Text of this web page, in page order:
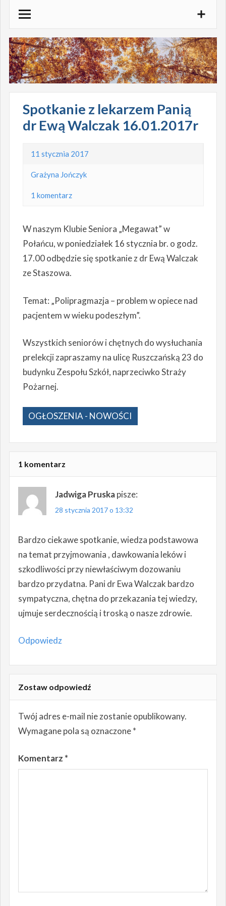
treści
Spotkanie z lekarzem Panią
dr Ewą Walczak 16.01.2017r
11 stycznia 2017
Grażyna Jończyk
1 komentarz
W naszym Klubie Seniora „Megawat” w
Połańcu, w poniedziałek 16 stycznia br. o godz.
17.00 odbędzie się spotkanie z dr Ewą Walczak
ze Staszowa.
Temat: „Polipragmazja – problem w opiece nad
pacjentem w wieku podeszłym”.
Wszystkich seniorów i chętnych do wysłuchania
prelekcji zapraszamy na ulicę Ruszczańską 23 do
budynku Zespołu Szkół, naprzeciwko Straży
Pożarnej.
OGŁOSZENIA - NOWOŚCI
1 komentarz
Jadwiga Pruskapisze:
28 stycznia 2017 o 13:32
Bardzo ciekawe spotkanie, wiedza podstawowa
na temat przyjmowania , dawkowania leków i
szkodliwości przy niewłaściwym dozowaniu
bardzo przydatna. Pani dr Ewa Walczak bardzo
sympatyczna, chętna do przekazania tej wiedzy,
ujmuje serdecznością i troską o nasze zdrowie.
Odpowiedz
Zostaw odpowiedź
Twój adres e-mail nie zostanie opublikowany.
Wymagane pola są oznaczone*
Komentarz *